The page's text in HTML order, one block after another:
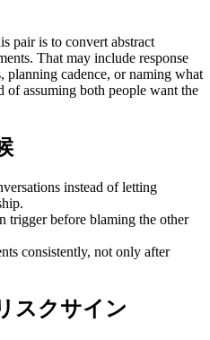
pair is to convert abstract
That may include response
planning cadence, or naming what
of assuming both people want the
instead of letting
trigger before blaming the other
consistently, not only after
スクサイン